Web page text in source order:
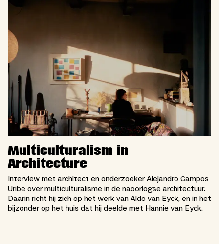
Multiculturalism in
Architecture
Interview met architect en onderzoeker Alejandro Campos
Uribe over multiculturalisme in de naoorlogse architectuur.
Daarin richt hij zich op het werk van Aldo van Eyck, en in het
bijzonder op het huis dat hij deelde met Hannie van Eyck.